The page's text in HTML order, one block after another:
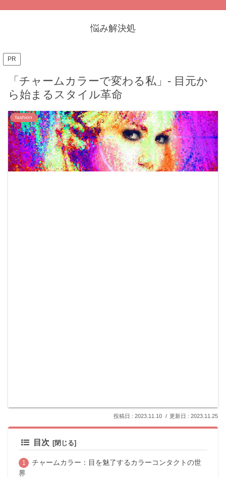
悩み解決処
PR
「チャームカラーで変わる私」- 目元か
ら始まるスタイル革命
fashion
2023.11.10 2023.11.25
目次
チャームカラー：目を魅了するカラーコンタクトの世
界